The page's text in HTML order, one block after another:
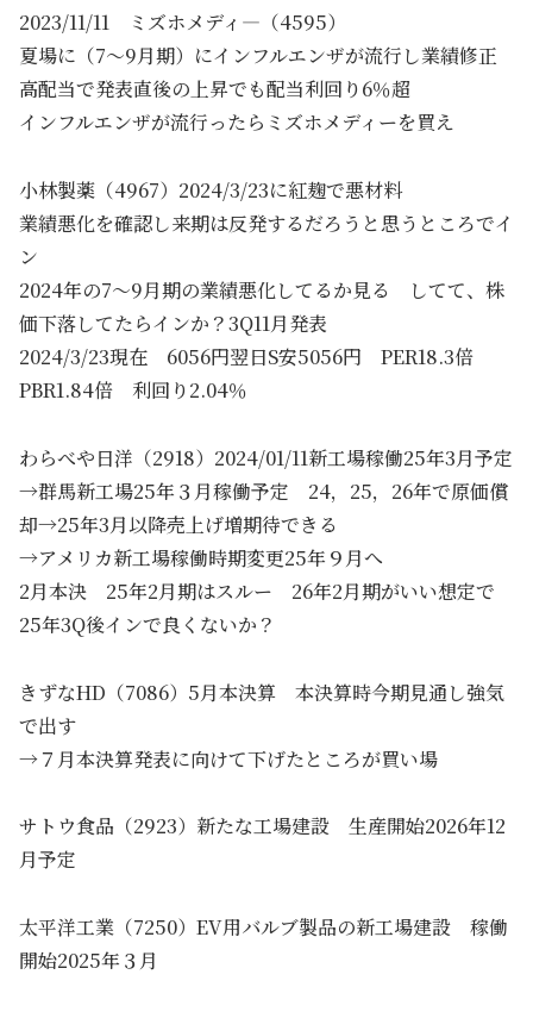
2023/11/11 ミズホメディ―（4595）
夏場に（7～9月期）にインフルエンザが流行し業績修正
高配当で発表直後の上昇でも配当利回り6％超
インフルエンザが流行ったらミズホメディーを買え
小林製薬（4967）2024/3/23に紅麹で悪材料
業績悪化を確認し来期は反発するだろうと思うところでイ
ン
2024年の7～9月期の業績悪化してるか見る してて、株
価下落してたらインか？3Q11月発表
2024/3/23現在 6056円翌日S安5056円 PER18.3倍
PBR1.84倍 利回り2.04％
わらべや日洋（2918）2024/01/11新工場稼働25年3月予定
→群馬新工場25年３月稼働予定 24，25，26年で原価償
却→25年3月以降売上げ増期待できる
→アメリカ新工場稼働時期変更25年９月へ
2月本決 25年2月期はスルー 26年2月期がいい想定で
25年3Q後インで良くないか？
きずなHD（7086）5月本決算 本決算時今期見通し強気
で出す
→７月本決算発表に向けて下げたところが買い場
サトウ食品（2923）新たな工場建設 生産開始2026年12
月予定
太平洋工業（7250）EV用バルブ製品の新工場建設 稼働
開始2025年３月